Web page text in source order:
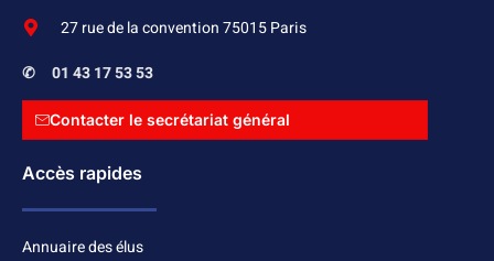
27 rue de la convention 75015 Paris
✆ 01 43 17 53 53
Contacter le secrétariat général
Accès rapides
Annuaire des élus